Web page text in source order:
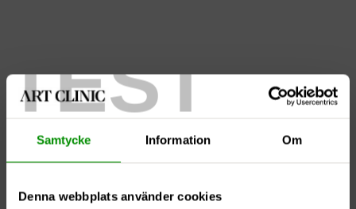
TEST
Samtycke Information Om
Denna webbplats använder cookies
Jeremy Wyon